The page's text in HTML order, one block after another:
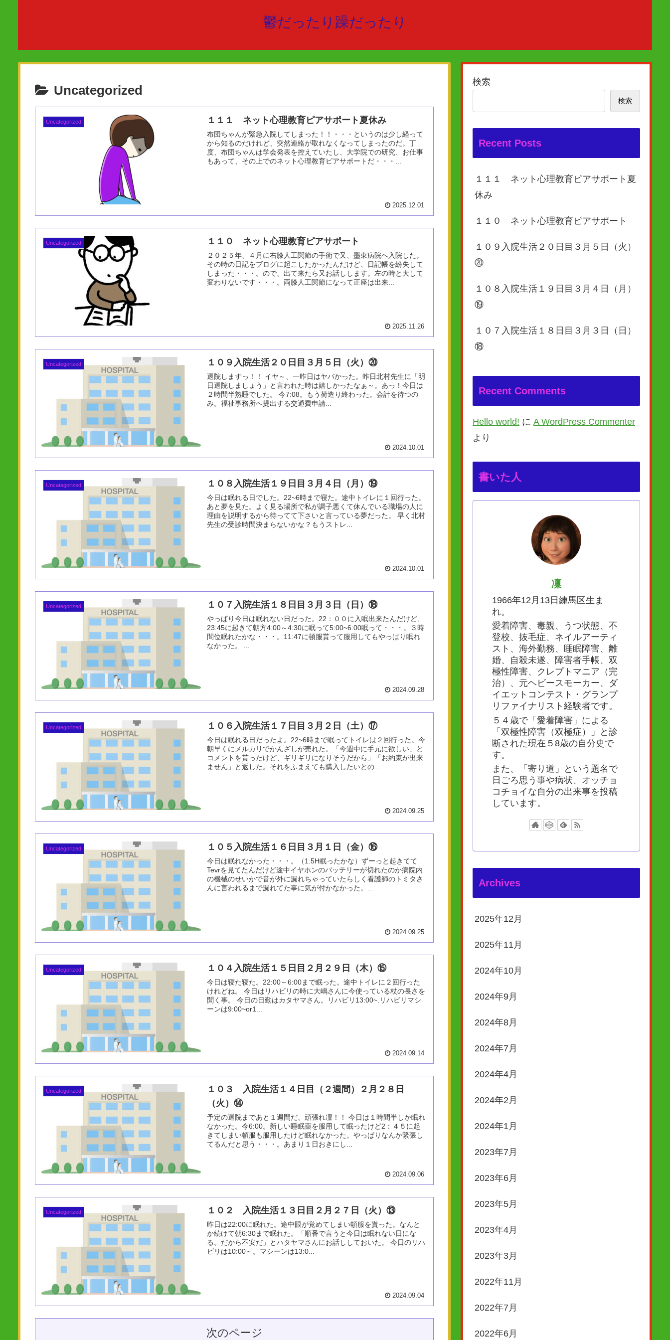
鬱だったり躁だったり
Uncategorized
Uncategorized １１１ ネット心理教育ピアサポート夏休み
布団ちゃんが緊急入院してしまった！！・・・というのは少し経って
から知るのだけれど、突然連絡が取れなくなってしまったのだ。丁
度、布団ちゃんは学会発表を控えていたし、大学院での研究、お仕事
もあって、その上でのネット心理教育ピアサポートだ・・・...
2025.12.01
Uncategorized １１０ ネット心理教育ピアサポート
２０２５年、４月に右膝人工関節の手術で又、墨東病院へ入院した。
その時の日記をブログに起こしたかったんだけど、日記帳を紛失して
しまった・・・。ので、出て来たら又お話しします。左の時と大して
変わりないです・・・。両膝人工関節になって正座は出来...
2025.11.26
Uncategorized １０９入院生活２０日目３月５日（火）⑳
退院しますっ！！ イヤ～、一昨日はヤバかった。昨日北村先生に「明
日退院しましょう」と言われた時は嬉しかったなぁ～。あっ！今日は
２時間半熟睡でした。 今7:08。もう荷造り終わった。会計を待つの
み。福祉事務所へ提出する交通費申請...
2024.10.01
Uncategorized １０８入院生活１９日目３月４日（月）⑲
今日は眠れる日でした。22~6時まで寝た。途中トイレに１回行った。
あと夢を見た。よく見る場所で私が調子悪くて休んでいる職場の人に
理由を説明するから待ってて下さいと言っている夢だった。 早く北村
先生の受診時間決まらないかな？もうストレ...
2024.10.01
Uncategorized １０７入院生活１８日目３月３日（日）⑱
やっぱり今日は眠れない日だった。22：００に入眠出来たんだけど、
23:45に起きて朝方4:00～4:30に眠って5:00~6:00眠って・・・。３時
間位眠れたかな・・・。11:47に頓服貰って服用してもやっぱり眠れ
なかった。 ...
2024.09.28
Uncategorized １０６入院生活１７日目３月２日（土）⑰
今日は眠れる日だったよ。22~6時まで眠ってトイレは２回行った。今
朝早くにメルカリでかんざしが売れた。「今週中に手元に欲しい」と
コメントを貰ったけど、ギリギリになりそうだから」「お約束が出来
ません」と返した。それをふまえても購入したいとの...
2024.09.25
Uncategorized １０５入院生活１６日目３月１日（金）⑯
今日は眠れなかった・・・。（1.5H眠ったかな）ずーっと起きてて
Tevrを見てたんだけど途中イヤホンのバッテリーが切れたのか病院内
の機械のせいかで音が外に漏れちゃっていたらしく看護師のトミタさ
んに言われるまで漏れてた事に気が付かなかった。...
2024.09.25
Uncategorized １０４入院生活１５日目２月２９日（木）⑮
今日は寝た寝た。22:00～6:00まで眠った。途中トイレに２回行った
けれどね。 今日はリハビリの時に大嶋さんに今使っている杖の長さを
聞く事。 今日の日勤はカタヤマさん。リハビリ13:00~.リハビリマシ
ーンは9:00~or1...
2024.09.14
Uncategorized
１０３ 入院生活１４日目（２週間）２月２８日
（火）⑭
予定の退院まであと１週間だ、頑張れ凜！！ 今日は１時間半しか眠れ
なかった。今6:00。新しい睡眠薬を服用して眠ったけど2：４５に起
きてしまい頓服も服用したけど眠れなかった。やっぱりなんか緊張し
てるんだと思う・・・。あまり１日おきにし...
2024.09.06
Uncategorized １０２ 入院生活１３日目２月２７日（火）⑬
昨日は22:00に眠れた。途中眼が覚めてしまい頓服を貰った。なんと
か続けて朝6:30まで眠れた。「順番で言うと今日は眠れない日にな
る。だから不安だ」とハタヤマさんにお話ししておいた。 今日のリハ
ビリは10:00～。マシーンは13:0...
2024.09.04
次のページ
検索
検索
Recent Posts
１１１ ネット心理教育ピアサポート夏
休み
１１０ ネット心理教育ピアサポート
１０９入院生活２０日目３月５日（火）
⑳
１０８入院生活１９日目３月４日（月）
⑲
１０７入院生活１８日目３月３日（日）
⑱
Recent Comments
Hello world! に A WordPress Commenter
より
書いた人
凜
1966年12月13日練馬区生ま
れ。
愛着障害、毒親、うつ状態、不
登校、抜毛症、ネイルアーティ
スト、海外勤務、睡眠障害、離
婚、自殺未遂、障害者手帳、双
極性障害、クレプトマニア（完
治）、元ヘビースモーカー、ダ
イエットコンテスト・グランプ
リファイナリスト経験者です。
５４歳で「愛着障害」による
「双極性障害（双極症）」と診
断された現在５8歳の自分史で
す。
また、「寄り道」という題名で
日ごろ思う事や病状、オッチョ
コチョイな自分の出来事を投稿
しています。
Archives
2025年12月
2025年11月
2024年10月
2024年9月
2024年8月
2024年7月
2024年4月
2024年2月
2024年1月
2023年7月
2023年6月
2023年5月
2023年4月
2023年3月
2022年11月
2022年7月
2022年6月